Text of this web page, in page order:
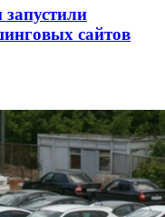
сайтов